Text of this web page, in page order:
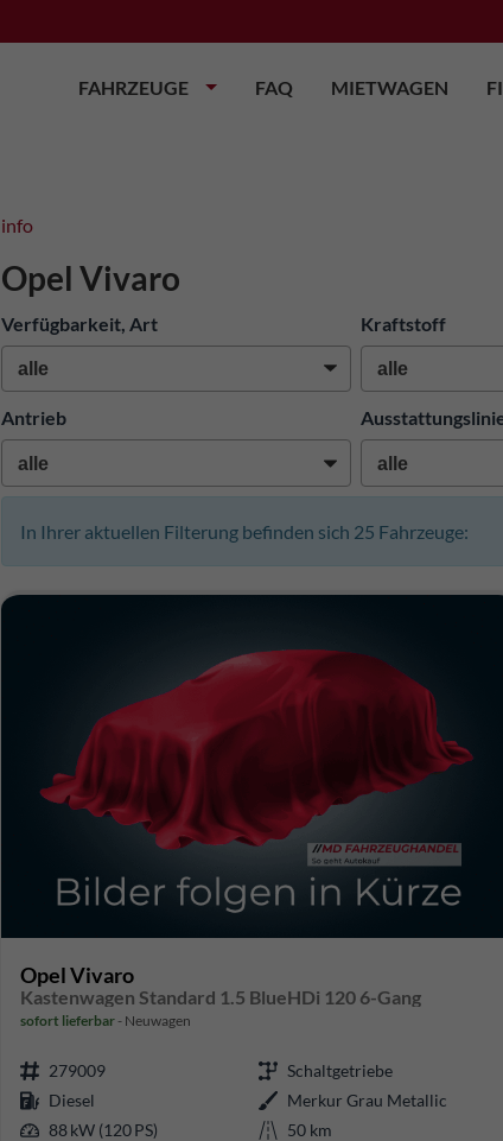
FAHRZEUGE FAQ MIETWAGEN
info
Opel Vivaro
Verfügbarkeit, Art Kraftstoff
Antrieb
In Ihrer aktuellen Filterung befinden sich 25 Fahrzeuge:
Opel Vivaro
Kastenwagen Standard 1.5 BlueHDi 120 6-Gang
sofort lieferbar Neuwagen
279009
Schaltgetriebe
Diesel
Merkur Grau Metallic
88 kW (120 PS)
50 km